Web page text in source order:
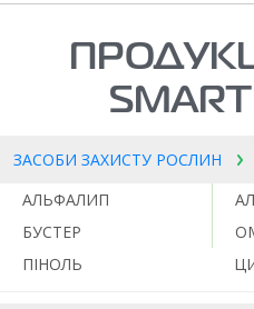
SMART
ЗАСОБИ ЗАХИСТУ РОСЛИН
АЛЬФАЛИП
БУСТЕР
ПІНОЛЬ